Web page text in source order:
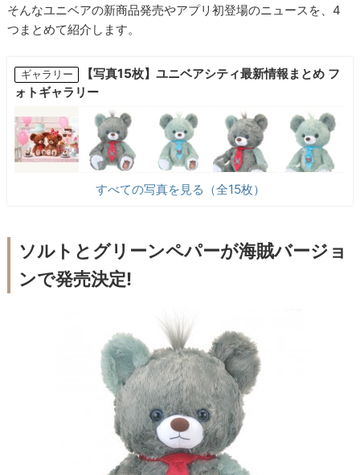
そんなユニベアの新商品発売やアプリ初登場のニュースを、4
つまとめて紹介します。
ギャラリー
【写真15枚】ユニベアシティ最新情報まとめ フ
ォトギャラリー
すべての写真を見る（全15枚）
ソルトとグリーンペパーが海賊バージョ
ンで発売決定!